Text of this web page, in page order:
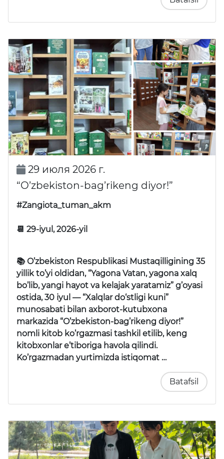
29 июля 2026 г.
“O’zbekiston-bag’rikeng diyor!”
#Zangiota_tuman_akm
📆 29-iyul, 2026-yil
📚 O’zbekiston Respublikasi Mustaqilligining 35
yillik to’yi oldidan, “Yagona Vatan, yagona xalq
bo’lib, yangi hayot va kelajak yaratamiz” g’oyasi
ostida, 30 iyul —“Xalqlar do‘stligi kuni”
munosabati bilan axborot-kutubxona
markazida “O’zbekiston-bag’rikeng diyor!”
nomli kitob ko’rgazmasi tashkil etilib, keng
kitobxonlar e’tiboriga havola qilindi.
Ko’rgazmadan yurtimizda istiqomat …
Batafsil